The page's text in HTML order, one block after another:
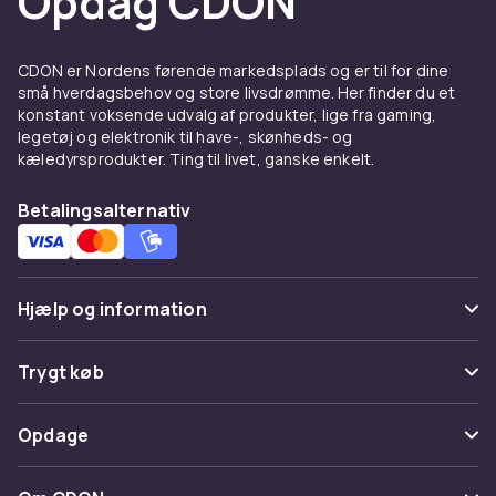
værktøjer
Hårstylingprodukter fungerer allerbedst
sammen med de rettehårstylingsværktøjer.
Forbered håret med mousse inden føntørring,
påfør voks efter styling for tekstur, eller spray
bølger. Ved at kombinere de rette produkter
med den rette teknik får du salonresultater
derhjemme.
Populære mærker inden for
hårstyling
Moroccanoil
signaturingrediens.
tilbyder salonsprodukter som hårspray, voks
CDON er Nordens førende markedsplads og er til for dine
små hverdagsbehov og store livsdrømme. Her finder du et
konstant voksende udvalg af produkter, lige fra gaming,
legetøj og elektronik til have-, skønheds- og
kæledyrsprodukter. Ting til livet, ganske enkelt.
Betalingsalternativ
Hjælp og information
Ofte stillede spørgsmål
Spor pakke
Fortryd & returner her
Trygt køb
Betaling
Levering
Opdage
Kategorier